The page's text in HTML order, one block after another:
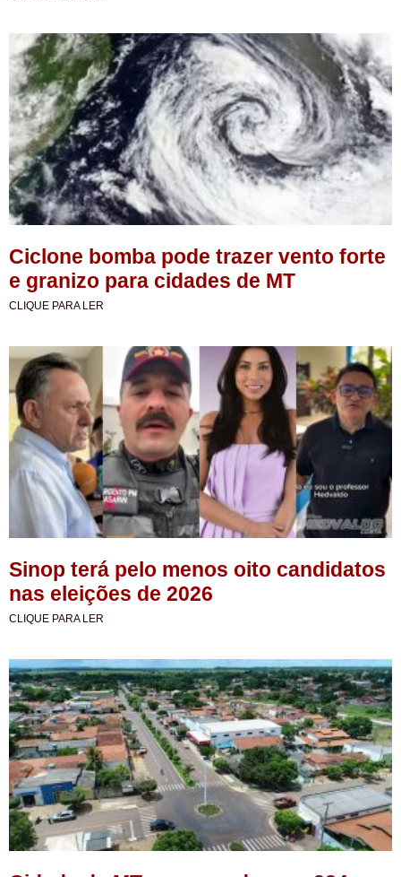
Ciclone bomba pode trazer vento forte
e granizo para cidades de MT
CLIQUE PARA LER
Sinop terá pelo menos oito candidatos
nas eleições de 2026
CLIQUE PARA LER